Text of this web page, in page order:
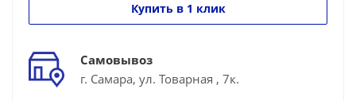
Купить в 1 клик
Самовывоз
г. Самара, ул. Товарная , 7к.